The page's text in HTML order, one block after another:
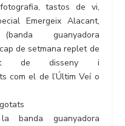
tastos de vi,
Emergeix Alacant,
guanyadora
de setmana replet de
de disseny i
com el de l’Últim Veí o
guanyadora